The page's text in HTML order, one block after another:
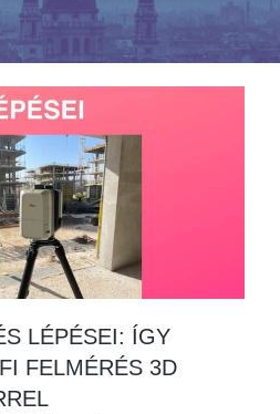
LÉPÉSEI: ÍGY
FELMÉRÉS 3D